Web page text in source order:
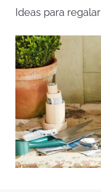
Ideas para regalar